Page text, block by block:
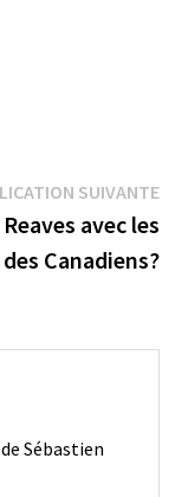
SUIVANTE
avec les
Canadiens?
Sébastien